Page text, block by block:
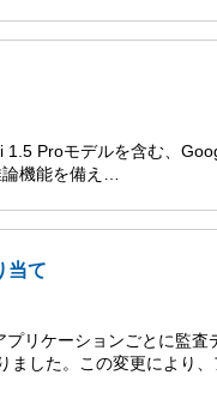
Proモデルを含む、
機能を備え…
当て
リケーションごとに監査
ました。この変更により